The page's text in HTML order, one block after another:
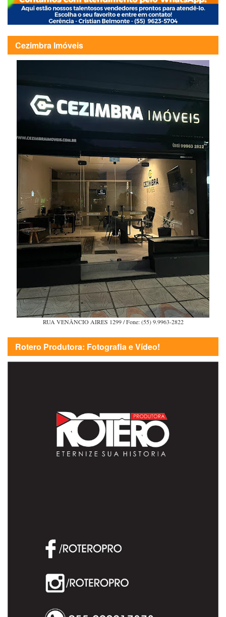
Cezimbra Imóveis
RUA VENÂNCIO AIRES 1299 / Fone: (55) 9.9963-2822
Rotero Produtora: Fotografia e Vídeo!